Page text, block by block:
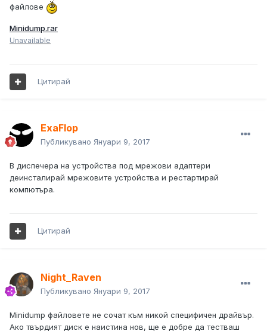
файлове
Minidump.rar
Unavailable
Цитирай
ExaFlop
Публикувано Януари 9, 2017
В диспечера на устройства под мрежови адаптери
деинсталирай мрежовите устройства и рестартирай
компютъра.
Цитирай
Night_Raven
Публикувано Януари 9, 2017
Minidump файловете не сочат към никой специфичен драйвър.
Ако твърдият диск е наистина нов, ще е добре да тестваш